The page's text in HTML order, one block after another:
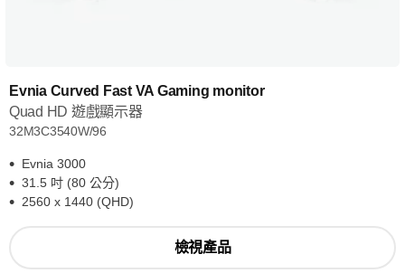
Evnia Curved Fast VA Gaming monitor
Quad HD 遊戲顯示器
32M3C3540W/96
Evnia 3000
31.5 吋 (80 公分)
2560 x 1440 (QHD)
檢視產品